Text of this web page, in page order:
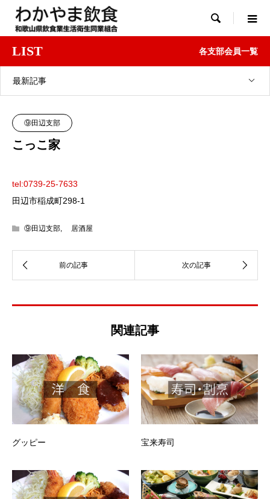

LIST 各支部会員一覧
最新記事
⑨田辺支部
こっこ家
tel:0739-25-7633
田辺市稲成町298-1
⑨田辺支部, 居酒屋
関連記事
グッピー 宝来寿司